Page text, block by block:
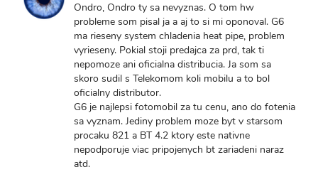
Ondro, Ondro ty sa nevyznas. O tom hw
probleme som pisal ja a aj to si mi oponoval. G6
ma rieseny system chladenia heat pipe, problem
vyrieseny. Pokial stoji predajca za prd, tak ti
nepomoze ani oficialna distribucia. Ja som sa
skoro sudil s Telekomom koli mobilu a to bol
oficialny distributor.
G6 je najlepsi fotomobil za tu cenu, ano do fotenia
sa vyznam. Jediny problem moze byt v starsom
procaku 821 a BT 4.2 ktory este nativne
nepodporuje viac pripojenych bt zariadeni naraz
atd.